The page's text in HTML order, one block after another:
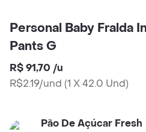
Personal Baby Fralda
Pants G
R$ 91,70 /u
R$2.19/und (1 X 42.0 Und)
Pão De Açúcar Fresh